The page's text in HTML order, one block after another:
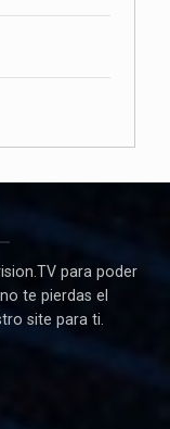
para poder
te pierdas el
site para ti.